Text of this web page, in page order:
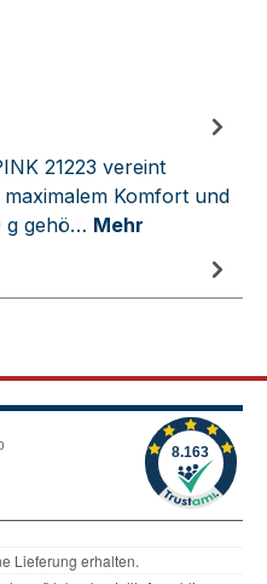
21223 vereint
Komfort und
g gehö… Mehr